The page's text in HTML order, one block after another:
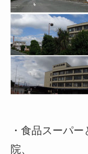
・食品スーパ
院、